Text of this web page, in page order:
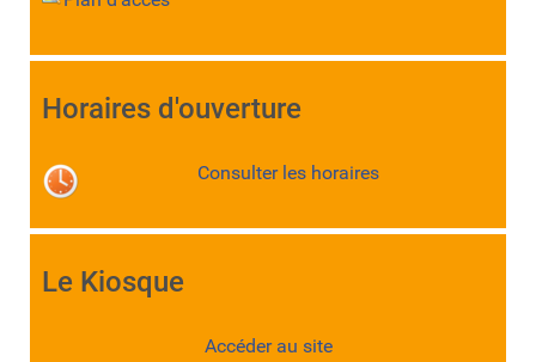
Horaires d'ouverture
Consulter les horaires
Le Kiosque
Accéder au site